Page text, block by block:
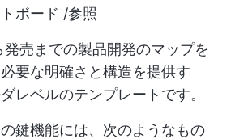
ボード /参照
売までの製品開発のマップを
要な明確さと構造を提供す
レベルのテンプレートです。
鍵機能には、次のようなもの